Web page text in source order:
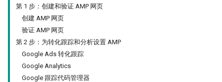
第 1 步：创建和验证 AMP 网页
创建 AMP 网页
验证 AMP 网页
第 2 步：为转化跟踪和分析设置 AMP
Google Ads 转化跟踪
Google Analytics
Google 跟踪代码管理器